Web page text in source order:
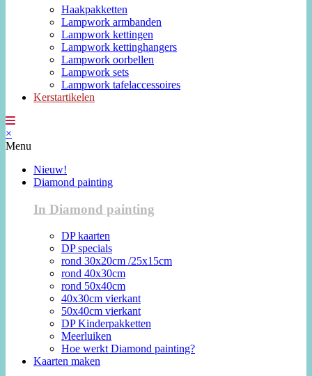
Haakpakketten
Lampwork armbanden
Lampwork kettingen
Lampwork kettinghangers
Lampwork oorbellen
Lampwork sets
Lampwork tafelaccessoires
Kerstartikelen
×
Menu
Nieuw!
Diamond painting
In Diamond painting
DP kaarten
DP specials
rond 30x20cm /25x15cm
rond 40x30cm
rond 50x40cm
40x30cm vierkant
50x40cm vierkant
DP Kinderpakketten
Meerluiken
Hoe werkt Diamond painting?
Kaarten maken